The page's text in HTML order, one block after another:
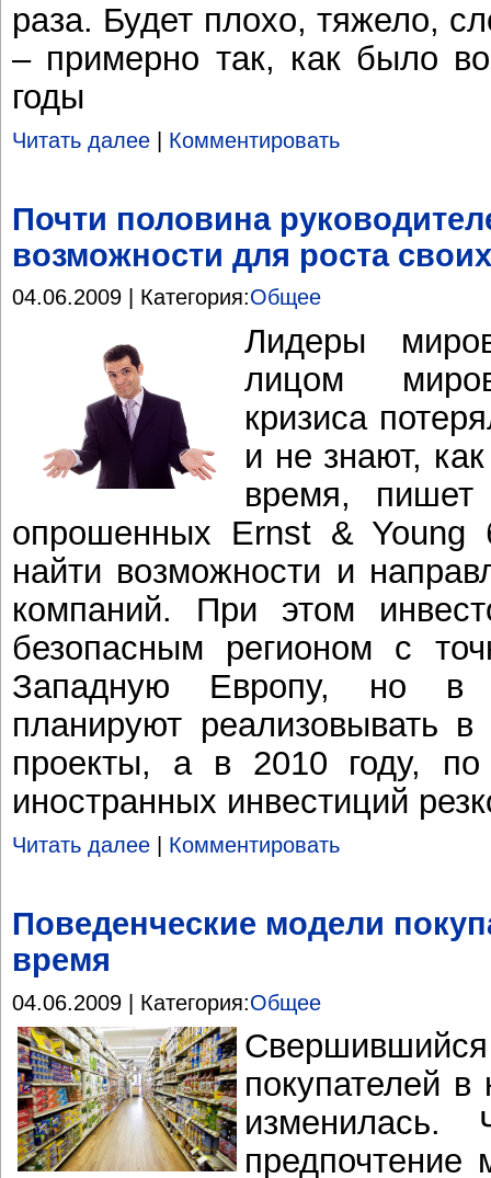
раза. Будет плохо, тяжело,
– примерно так, как было
годы
Читать далее | Комментировать
Почти половина
возможности для роста
04.06.2009 | Категория:Общее
Лидеры
лицом
кризиса
и не знают,
время,
опрошенных Ernst & Young
найти возможности и
компаний. При этом
безопасным регионом с
Западную Европу, но
планируют реализовывать в
проекты, а в 2010 году,
иностранных инвестиций
Читать далее Комментировать
Поведенческие модели
время
04.06.2009 | Категория:Общее
покупателей в
изменилась.
предпочтение